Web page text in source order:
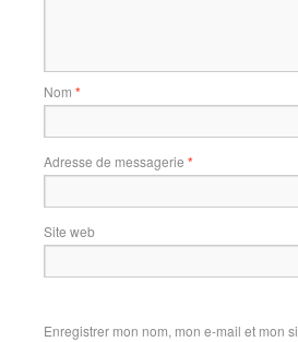
Nom *
Adresse de messagerie *
Site web
Enregistrer mon nom, mon e-mail et mon